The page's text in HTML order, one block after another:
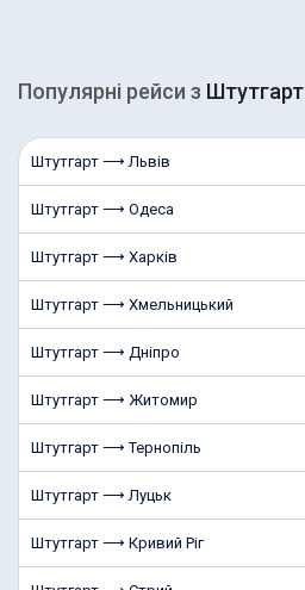
Популярні рейcи з Штутгарт
Штутгарт ⟶ Львів
Штутгарт ⟶ Одеса
Штутгарт ⟶ Харків
Штутгарт ⟶ Хмельницький
Штутгарт ⟶ Дніпро
Штутгарт ⟶ Житомир
Штутгарт ⟶ Тернопіль
Штутгарт ⟶ Луцьк
Штутгарт ⟶ Кривий Ріг